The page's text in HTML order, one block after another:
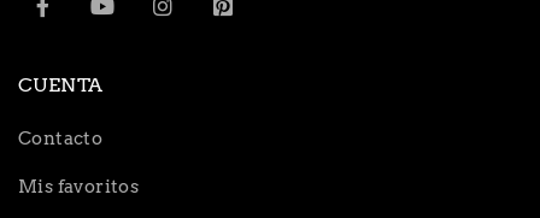
CUENTA
Contacto
Mis favoritos